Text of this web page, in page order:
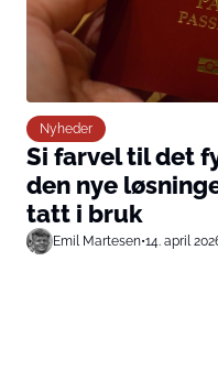
Nyheder
Si farvel til det
den nye
tatt i bruk
Emil Martesen•14. april